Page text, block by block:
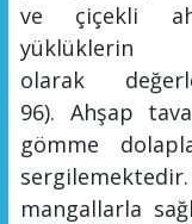
ve çiçekli
yüklüklerin
olarak
96). Ahşap
gömme
mangallarla